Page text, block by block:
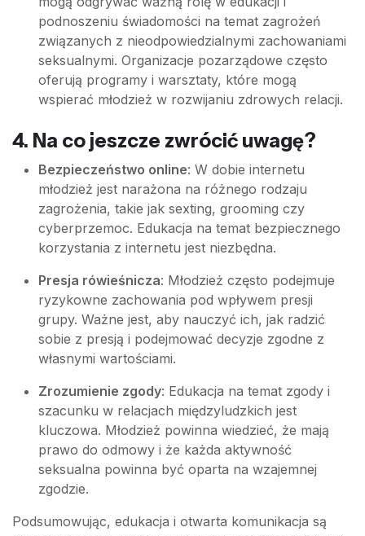
podnoszeniu świadomości na temat zagrożeń
związanych z nieodpowiedzialnymi zachowaniami
seksualnymi. Organizacje pozarządowe często
oferują programy i warsztaty, które mogą
wspierać młodzież w rozwijaniu zdrowych relacji.
4. Na co jeszcze zwrócić uwagę?
Bezpieczeństwo online: W dobie internetu
młodzież jest narażona na różnego rodzaju
zagrożenia, takie jak sexting, grooming czy
cyberprzemoc. Edukacja na temat bezpiecznego
korzystania z internetu jest niezbędna.
Presja rówieśnicza: Młodzież często podejmuje
ryzykowne zachowania pod wpływem presji
grupy. Ważne jest, aby nauczyć ich, jak radzić
sobie z presją i podejmować decyzje zgodne z
własnymi wartościami.
Zrozumienie zgody: Edukacja na temat zgody i
szacunku w relacjach międzyludzkich jest
kluczowa. Młodzież powinna wiedzieć, że mają
prawo do odmowy i że każda aktywność
seksualna powinna być oparta na wzajemnej
zgodzie.
Podsumowując, edukacja i otwarta komunikacja są